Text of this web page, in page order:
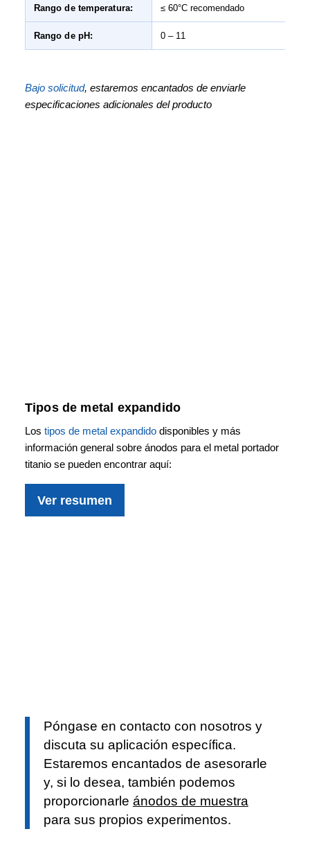
Rango de temperatura: ≤ 60°C recomendado
Rango de pH: 0 – 11
Bajo solicitud, estaremos encantados de enviarle
especificaciones adicionales del producto
Tipos de metal expandido
Los tipos de metal expandidodisponibles y más
información general sobre ánodos para el metal portador
titanio se pueden encontrar aquí:
Ver resumen
Póngase en contacto con nosotros y
discuta su aplicación específica.
Estaremos encantados de asesorarle
y, si lo desea, también podemos
proporcionarle ánodos de muestra
para sus propios experimentos.